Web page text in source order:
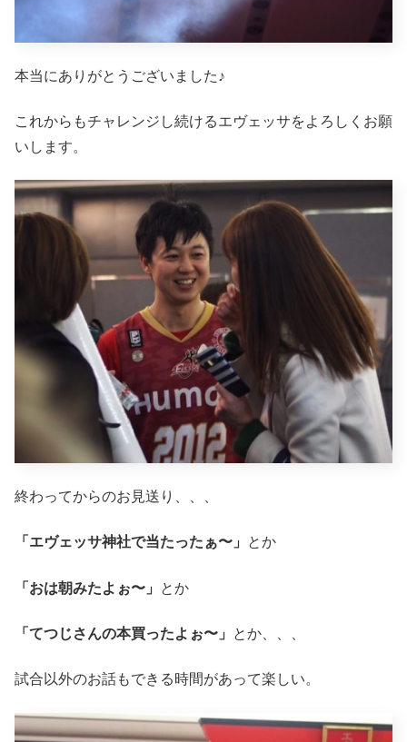
本当にありがとうございました♪
これからもチャレンジし続けるエヴェッサをよろしくお願
いします。
終わってからのお見送り、、、
「エヴェッサ神社で当たったぁ〜」 とか
「おは朝みたよぉ〜」 とか
「てつじさんの本買ったよぉ〜」 とか、、、
試合以外のお話もできる時間があって楽しい。